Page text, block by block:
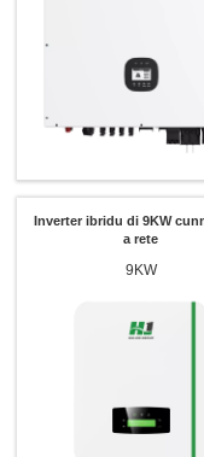
Inverter ibridu di 9KW
a rete
9KW